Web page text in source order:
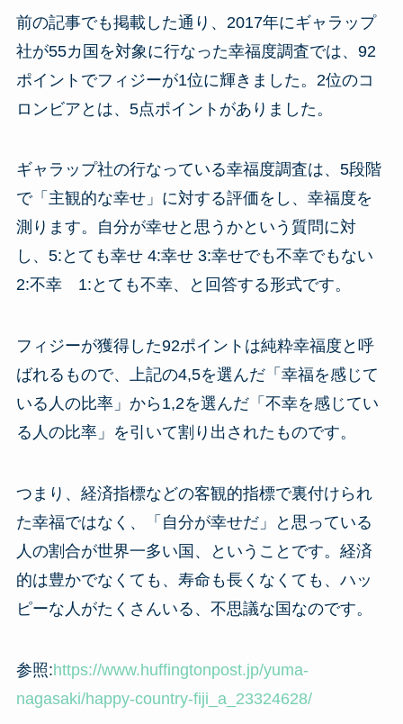
前の記事でも掲載した通り、2017年にギャラップ
社が55カ国を対象に行なった幸福度調査では、92
ポイントでフィジーが1位に輝きました。2位のコ
ロンビアとは、5点ポイントがありました。
ギャラップ社の行なっている幸福度調査は、5段階
で「主観的な幸せ」に対する評価をし、幸福度を
測ります。自分が幸せと思うかという質問に対
し、5:とても幸せ 4:幸せ 3:幸せでも不幸でもない
2:不幸 1:とても不幸、と回答する形式です。
フィジーが獲得した92ポイントは純粋幸福度と呼
ばれるもので、上記の4,5を選んだ「幸福を感じて
いる人の比率」から1,2を選んだ「不幸を感じてい
る人の比率」を引いて割り出されたものです。
つまり、経済指標などの客観的指標で裏付けられ
た幸福ではなく、「自分が幸せだ」と思っている
人の割合が世界一多い国、ということです。経済
的は豊かでなくても、寿命も長くなくても、ハッ
ピーな人がたくさんいる、不思議な国なのです。
参照:https://www.huffingtonpost.jp/yuma-
nagasaki/happy-country-fiji_a_23324628/